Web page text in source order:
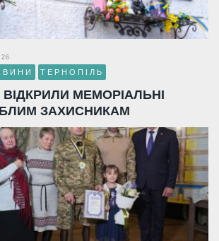
ТЕРНОПІЛЬ
МЕМОРІАЛЬНІ
ЗАХИСНИКАМ